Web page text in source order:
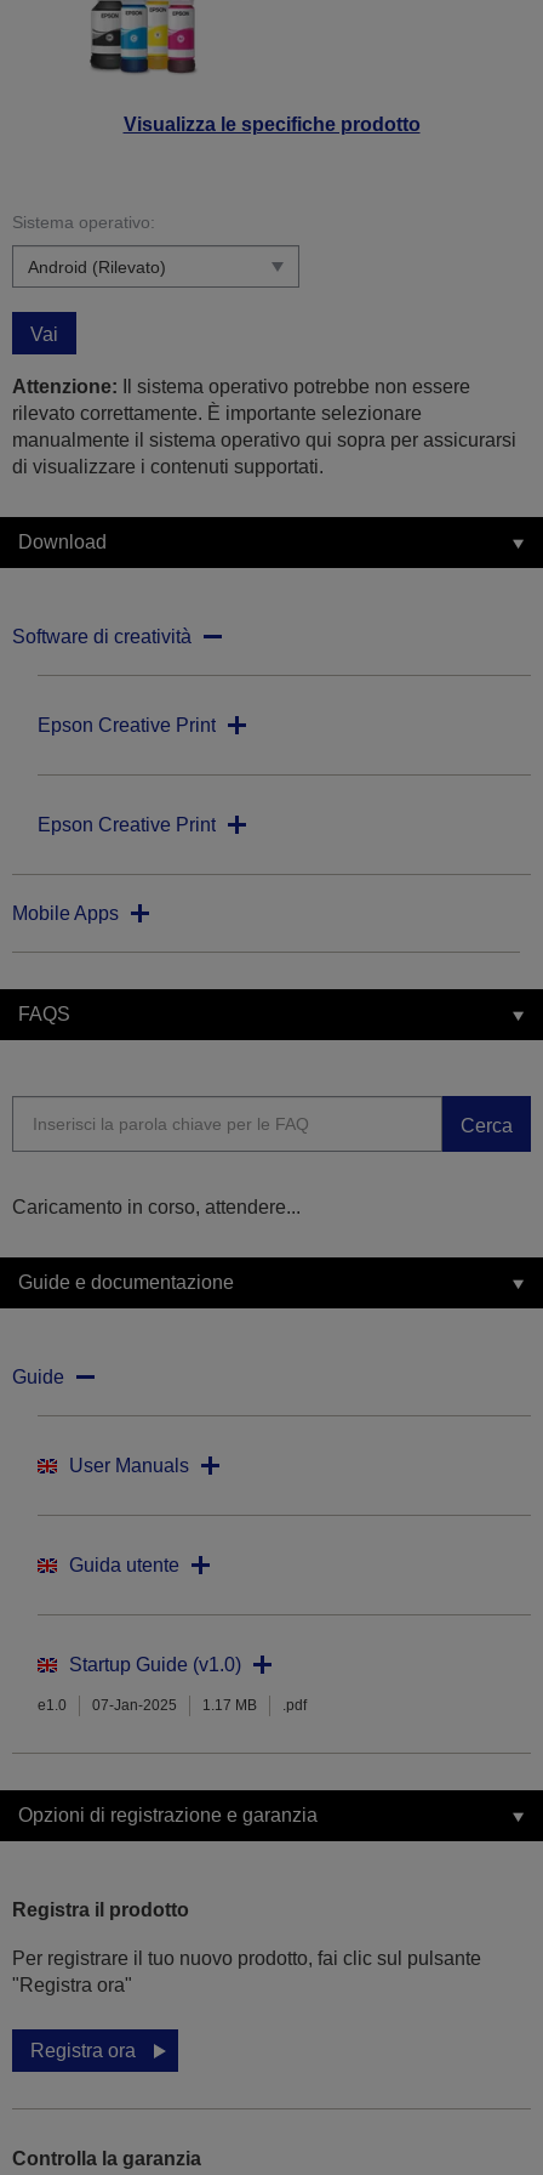
Visualizza le specifiche prodotto
Sistema operativo:
Vai
Attenzione: Il sistema operativo potrebbe non essere
rilevato correttamente. È importante selezionare
manualmente il sistema operativo qui sopra per assicurarsi
di visualizzare i contenuti supportati.
Download
Software di creatività
Epson Creative Print
Epson Creative Print
Mobile Apps
FAQS
Cerca
Caricamento in corso, attendere...
Guide e documentazione
Guide
User Manuals
Guida utente
Startup Guide (v1.0)
e1.0 07-Jan-2025 1.17 MB .pdf
Opzioni di registrazione e garanzia
Registra il prodotto
Per registrare il tuo nuovo prodotto, fai clic sul pulsante
"Registra ora"
Registra ora
Controlla la garanzia